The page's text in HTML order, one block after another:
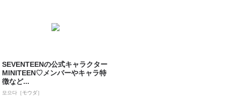
SEVENTEENの公式キャラクター
MINITEEN♡メンバーやキャラ特
徴など...
모으다［モウダ］